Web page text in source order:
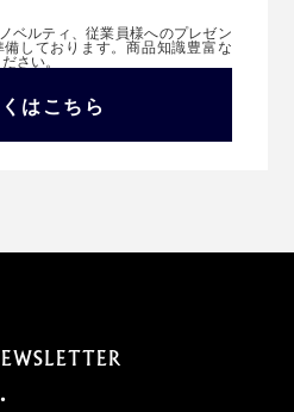
ベルティ、従業員様へのプレゼン
しております。商品知識豊富な
さい。
はこちら